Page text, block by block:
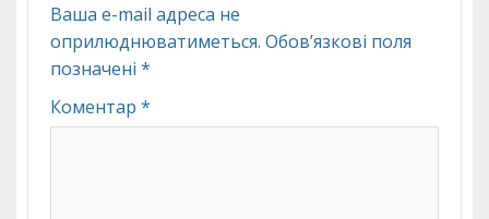
Ваша e-mail адреса не
оприлюднюватиметься. Обов’язкові поля
позначені *
Коментар *